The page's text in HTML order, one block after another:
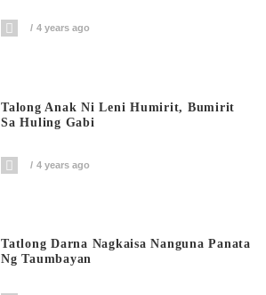
4 years ago
Talong Anak Ni Leni Humirit, Bumirit
Sa Huling Gabi
4 years ago
Tatlong Darna Nagkaisa Nanguna Panata
Ng Taumbayan